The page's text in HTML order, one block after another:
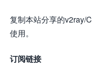
复制本站分享的v2ray/
使用。
订阅链接